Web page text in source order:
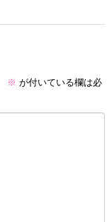
※ が付いている欄は必